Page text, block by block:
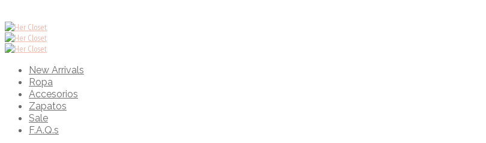
New Arrivals
Ropa
Accesorios
Zapatos
Sale
F.A.Q.s